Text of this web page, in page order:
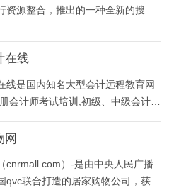
资源整合，推出的一种全新的搜索
，还可以在淘宝网（以全新的图片
显示）上充分展示。每件商品可以
关键字， 卖家可以针对每个竞价词
并且可以看到在雅虎和淘宝网上的
在线
线是国内知名大型会计远程教育网
会计师考试培训,初级、中级会计职
格考试辅导。另外提供各类考试真
考试信息。
网
cnrmall.com）-是由中央人民广播
qvc联合打造的居家购物公司，获国